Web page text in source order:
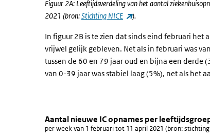
Figuur 2A: Leeftijdsverdeling van het aantal
2021 (bron:Stichting NICE (externe link)
).
In figuur 2B is te zien dat sinds eind februari het
vrijwel gelijk gebleven. Net als in februari was
tussen de 60 en 79 jaar oud en bijna een derde
van 0-39 jaar was stabiel laag (5%), net als het
aantal ic's
Sla de grafiek 'Aantal nieuwe IC opnames per
Aantal nieuwe IC opnames
Aantal nieuwe IC opnames per
per week van 1 februari tot 11 april 2021 (bron: stichting